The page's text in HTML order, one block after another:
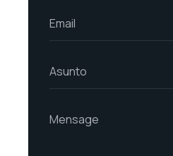
r
e
C
m
p
e
t
m
a
l
*
Email
s
u
t
o
Asunto
e
Mensage